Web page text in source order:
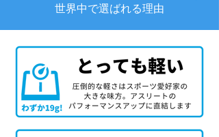
世界中で選ばれる理由